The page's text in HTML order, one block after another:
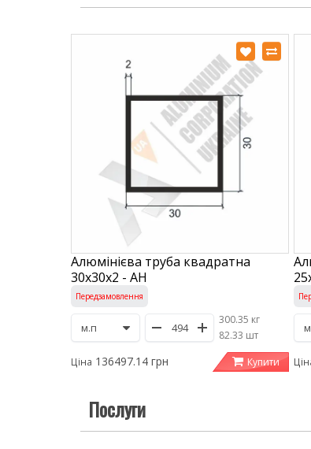
Алюмінієва труба квадратна
30х30х2 - АН
Передзамовлення
300.35 кг
/82.33 шт
Ціна 136497.14 грн Купити
Послуги